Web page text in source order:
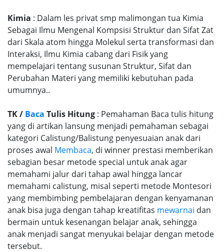
Kimia : Dalam les privat smp malimongan tua Kimia
Sebagai Ilmu Mengenal Kompsisi Struktur dan Sifat Zat
dari Skala atom hingga Molekul serta transformasi dan
Interaksi, Ilmu Kimia cabang dari Fisik yang
mempelajari tentang susunan Struktur, Sifat dan
Perubahan Materi yang memiliki kebutuhan pada
umumnya..
TK / Baca Tulis Hitung : Pemahaman Baca tulis hitung
yang di artikan lansung menjadi pemahaman sebagai
kategori Calistung/Balistung penyesuaian anak dari
proses awal Membaca, di winner prestasi memberikan
sebagian besar metode special untuk anak agar
memahami jalur dari tahap awal hingga lancar
memahami calistung, misal seperti metode Montesori
yang membimbing pembelajaran dengan kenyamanan
anak bisa juga dengan tahap kreatifitas mewarnai dan
bermain untuk kesenangan belajar anak, sehingga
anak menjadi sangat menyukai belajar dengan metode
tersebut.